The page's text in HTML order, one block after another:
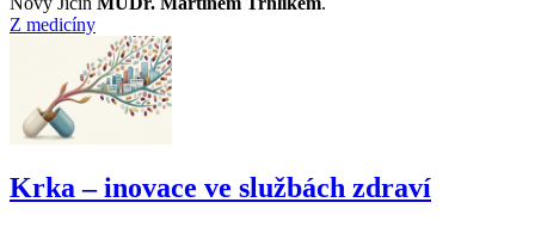
Z medicíny
Krka –⁠ inovace ve službách zdraví